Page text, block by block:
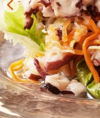
ープ
レストラン
セット
セット